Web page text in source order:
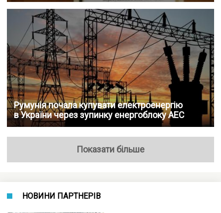
Румунія почала купувати електроенергію
в України через зупинку енергоблоку АЕС
Показати більше
НОВИНИ ПАРТНЕРІВ